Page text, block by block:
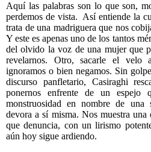
Aquí las palabras son lo que son,
perdemos de vista. Así entiende la
trata de una madriguera que nos
Y este es apenas uno de los tantos
del olvido la voz de una mujer que
revelarnos. Otro, sacarle el
ignoramos o bien negamos. Sin
discurso panfletario, Casiraghi
ponernos enfrente de un espejo
monstruosidad en nombre de una
devora a sí misma. Nos muestra
que denuncia, con un lirismo
aún hoy sigue ardiendo.